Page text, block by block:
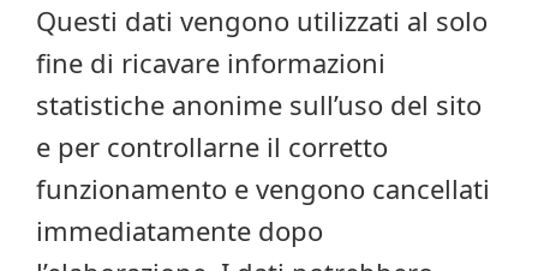
Questi dati vengono utilizzati al solo
fine di ricavare informazioni
statistiche anonime sull’uso del sito
e per controllarne il corretto
funzionamento e vengono cancellati
immediatamente dopo